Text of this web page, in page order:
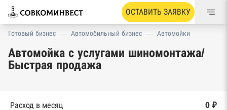
ОСТАВИТЬ ЗАЯВКУ
Готовый бизнес — Автомобильный бизнес — Автомойки
Автомойка с услугами шиномонтажа/
Быстрая продажа
Расход в месяц
0 ₽